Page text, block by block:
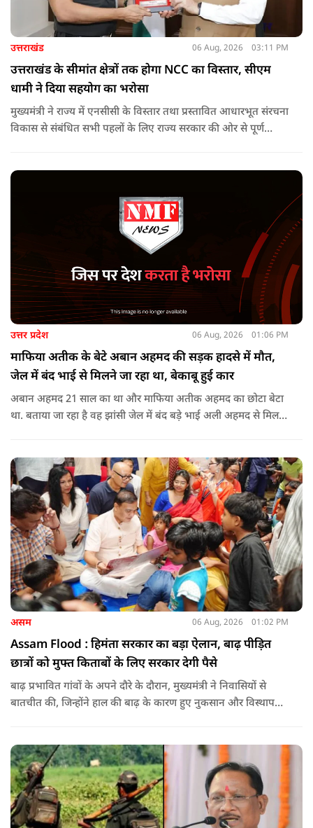
उत्तराखंड 06 Aug, 2026 03:11 PM
उत्तराखंड के सीमांत क्षेत्रों तक होगा NCC का विस्तार, सीएम
धामी ने दिया सहयोग का भरोसा
मुख्यमंत्री ने राज्य में एनसीसी के विस्तार तथा प्रस्तावित आधारभूत संरचना
विकास से संबंधित सभी पहलों के लिए राज्य सरकार की ओर से पूर्ण
उत्तर प्रदेश 06 Aug, 2026 01:06 PM
माफिया अतीक के बेटे अबान अहमद की सड़क हादसे में मौत,
जेल में बंद भाई से मिलने जा रहा था, बेकाबू हुई कार
अबान अहमद 21 साल का था और माफिया अतीक अहमद का छोटा बेटा
था. बताया जा रहा है वह झांसी जेल में बंद बड़े भाई अली अहमद से मिलने
असम 06 Aug, 2026 01:02 PM
Assam Flood : हिमंता सरकार का बड़ा ऐलान, बाढ़ पीड़ित
छात्रों को मुफ्त किताबों के लिए सरकार देगी पैसे
बाढ़ प्रभावित गांवों के अपने दौरे के दौरान, मुख्यमंत्री ने निवासियों से
बातचीत की, जिन्होंने हाल की बाढ़ के कारण हुए नुकसान और विस्थापन